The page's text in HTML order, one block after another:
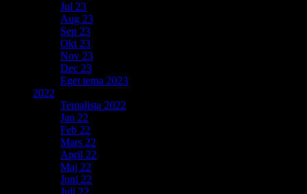
Jul 23
Aug 23
Sep 23
Okt 23
Nov 23
Dec 23
Eget tema 2023
2022
Temalista 2022
Jan 22
Feb 22
Mars 22
April 22
Maj 22
Juni 22
Juli 22